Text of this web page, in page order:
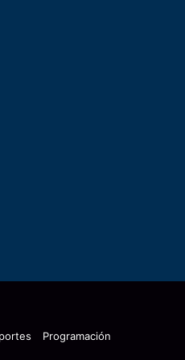
Programación